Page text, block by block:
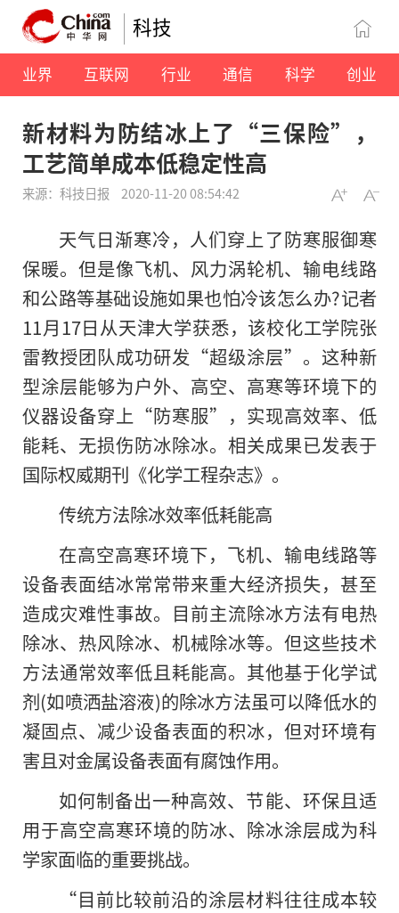
科技
业界 互联网 行业 通信 科学 创业
新材料为防结冰上了“三保险”，
工艺简单成本低稳定性高
来源：科技日报 2020-11-20 08:54:42
天气日渐寒冷，人们穿上了防寒服御寒
保暖。但是像飞机、风力涡轮机、输电线路
和公路等基础设施如果也怕冷该怎么办?记者
11月17日从天津大学获悉，该校化工学院张
雷教授团队成功研发“超级涂层”。这种新
型涂层能够为户外、高空、高寒等环境下的
仪器设备穿上“防寒服”，实现高效率、低
能耗、无损伤防冰除冰。相关成果已发表于
国际权威期刊《化学工程杂志》。
传统方法除冰效率低耗能高
在高空高寒环境下，飞机、输电线路等
设备表面结冰常常带来重大经济损失，甚至
造成灾难性事故。目前主流除冰方法有电热
除冰、热风除冰、机械除冰等。但这些技术
方法通常效率低且耗能高。其他基于化学试
剂(如喷洒盐溶液)的除冰方法虽可以降低水的
凝固点、减少设备表面的积冰，但对环境有
害且对金属设备表面有腐蚀作用。
如何制备出一种高效、节能、环保且适
用于高空高寒环境的防冰、除冰涂层成为科
学家面临的重要挑战。
“目前比较前沿的涂层材料往往成本较